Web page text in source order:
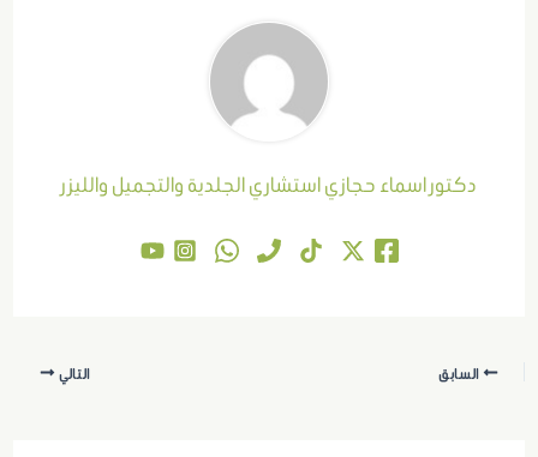
دكتور اسماء حجازي استشاري الجلدية والتجميل والليزر
السابق التالي